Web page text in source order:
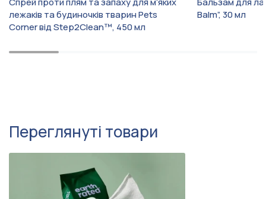
лежаків та будиночків тварин Pets
Corner від Step2Clean™, 450 мл
Balm”, 30 мл
Переглянуті товари